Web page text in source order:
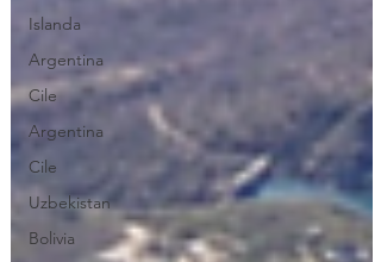
Islanda
Argentina
Cile
Argentina
Cile
Uzbekistan
Bolivia